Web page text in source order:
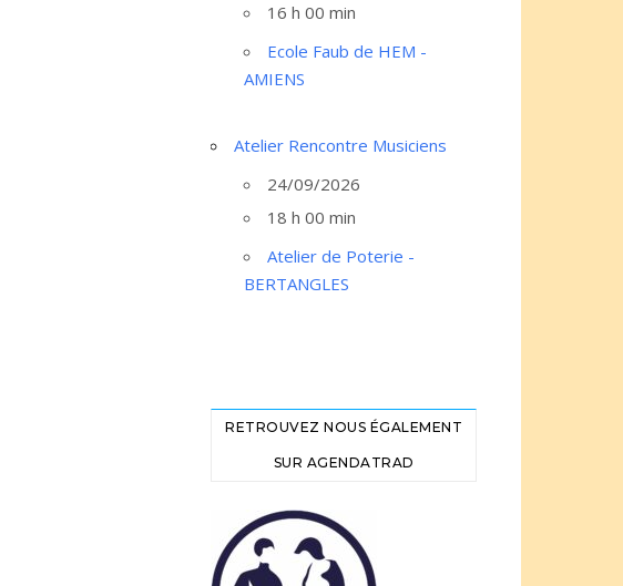
16 h 00 min
Ecole Faub de HEM -
AMIENS
Atelier Rencontre Musiciens
24/09/2026
18 h 00 min
Atelier de Poterie -
BERTANGLES
RETROUVEZ NOUS ÉGALEMENT
SUR AGENDATRAD